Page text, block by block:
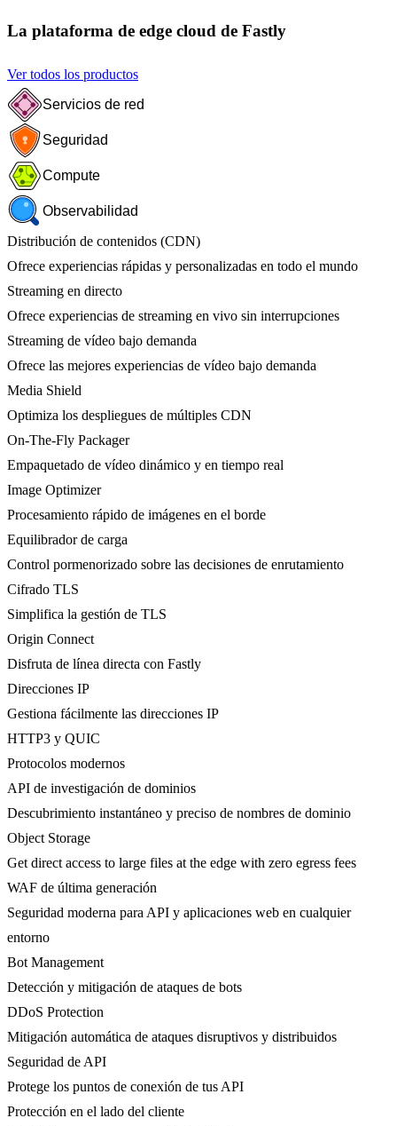
La plataforma de edge cloud de Fastly
Ver todos los productos
Servicios de red
Seguridad
Compute
Observabilidad
Distribución de contenidos (CDN)
Ofrece experiencias rápidas y personalizadas en todo el mundo
Streaming en directo
Ofrece experiencias de streaming en vivo sin interrupciones
Streaming de vídeo bajo demanda
Ofrece las mejores experiencias de vídeo bajo demanda
Media Shield
Optimiza los despliegues de múltiples CDN
On-The-Fly Packager
Empaquetado de vídeo dinámico y en tiempo real
Image Optimizer
Procesamiento rápido de imágenes en el borde
Equilibrador de carga
Control pormenorizado sobre las decisiones de enrutamiento
Cifrado TLS
Simplifica la gestión de TLS
Origin Connect
Disfruta de línea directa con Fastly
Direcciones IP
Gestiona fácilmente las direcciones IP
HTTP3 y QUIC
Protocolos modernos
API de investigación de dominios
Descubrimiento instantáneo y preciso de nombres de dominio
Object Storage
Get direct access to large files at the edge with zero egress fees
WAF de última generación
Seguridad moderna para API y aplicaciones web en cualquier
entorno
Bot Management
Detección y mitigación de ataques de bots
DDoS Protection
Mitigación automática de ataques disruptivos y distribuidos
Seguridad de API
Protege los puntos de conexión de tus API
Protección en el lado del cliente